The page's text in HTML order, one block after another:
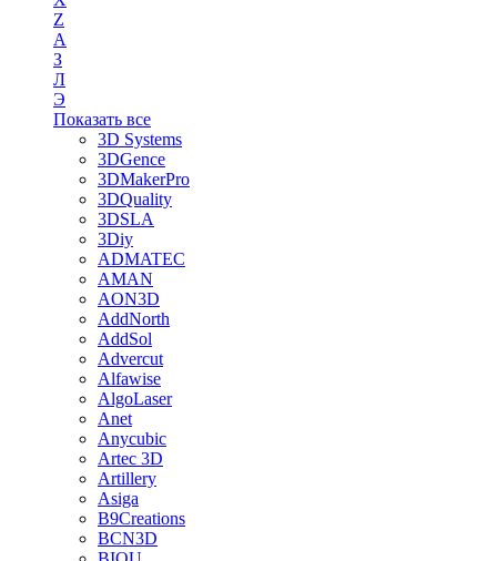
Z
А
З
Л
Э
Показать все
3D Systems
3DGence
3DMakerPro
3DQuality
3DSLA
3Diy
ADMATEC
AMAN
AON3D
AddNorth
AddSol
Advercut
Alfawise
AlgoLaser
Anet
Anycubic
Artec 3D
Artillery
Asiga
B9Creations
BCN3D